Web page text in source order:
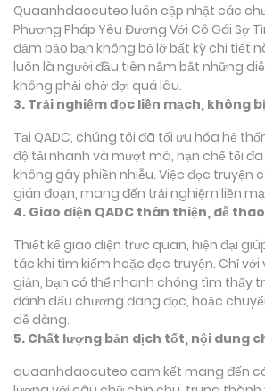
Quaanhdaocuteo luôn cập nhật các
Phương Pháp Yêu Đương Với Cô Gái Sợ
đảm bảo bạn không bỏ lỡ bất kỳ chi tiết
luôn là người đầu tiên nắm bắt những
không phải chờ đợi quá lâu.
3. Trải nghiệm đọc liền mạch, không
Tại QADC, chúng tôi đã tối ưu hóa hệ
độ tải nhanh và mượt mà, hạn chế tối
không gây phiền nhiễu. Việc đọc truyện
gián đoạn, mang đến trải nghiệm liền
4. Giao diện QADC thân thiện, dễ
Thiết kế giao diện trực quan, hiện đại
tác khi tìm kiếm hoặc đọc truyện. Chỉ
giản, bạn có thể nhanh chóng tìm thấy
đánh dấu chương đang đọc, hoặc
dễ dàng.
5. Chất lượng bản dịch tốt, nội dung
quaanhdaocuteo cam kết mang đến